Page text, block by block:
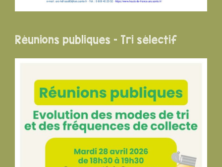
Réunions publiques – Tri sélectif